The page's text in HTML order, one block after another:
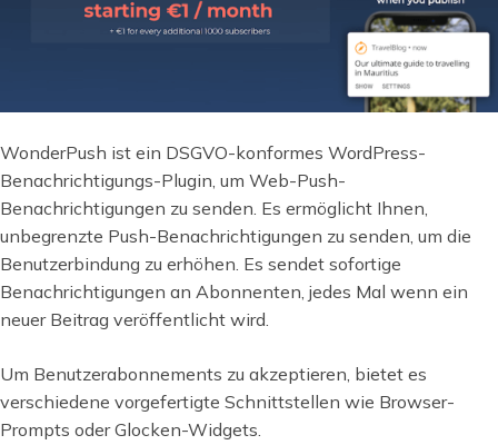
WonderPush ist ein DSGVO-konformes WordPress-
Benachrichtigungs-Plugin, um Web-Push-
Benachrichtigungen zu senden. Es ermöglicht Ihnen,
unbegrenzte Push-Benachrichtigungen zu senden, um die
Benutzerbindung zu erhöhen. Es sendet sofortige
Benachrichtigungen an Abonnenten, jedes Mal wenn ein
neuer Beitrag veröffentlicht wird.
Um Benutzerabonnements zu akzeptieren, bietet es
verschiedene vorgefertigte Schnittstellen wie Browser-
Prompts oder Glocken-Widgets.